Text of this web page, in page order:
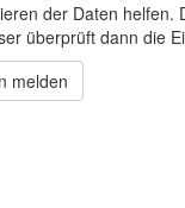
der Daten
überprüft dann die
melden